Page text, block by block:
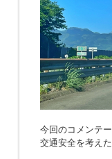
今回のコメンテ
交通安全を考え